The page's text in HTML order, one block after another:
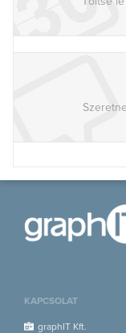
KAPCSOLAT
graphIT Kft.